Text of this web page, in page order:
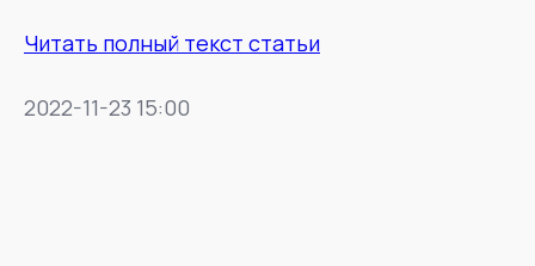
Читать полный текст статьи
2022-11-23 15:00